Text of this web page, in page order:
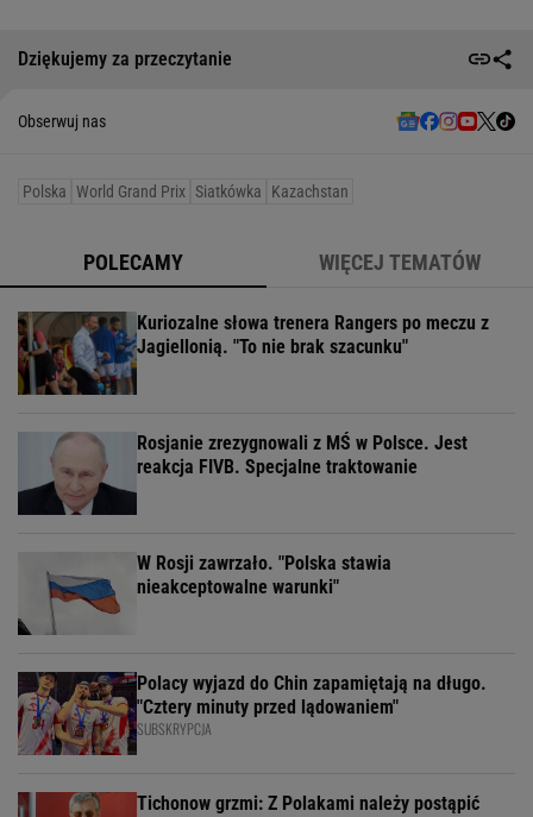
Dziękujemy za przeczytanie
Obserwuj nas
Polska World Grand Prix Siatkówka Kazachstan
POLECAMY WIĘCEJ TEMATÓW
Kuriozalne słowa trenera Rangers po meczu z
Jagiellonią. "To nie brak szacunku"
Rosjanie zrezygnowali z MŚ w Polsce. Jest
reakcja FIVB. Specjalne traktowanie
W Rosji zawrzało. "Polska stawia
nieakceptowalne warunki"
Polacy wyjazd do Chin zapamiętają na długo.
"Cztery minuty przed lądowaniem"
SUBSKRYPCJA
Tichonow grzmi: Z Polakami należy postąpić